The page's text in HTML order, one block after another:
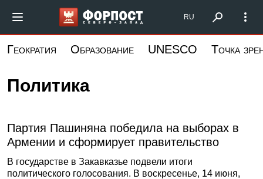
основному
Форпост Северо-Запад
RU
Геократия Образование UNESCO Точка
Политика
Партия Пашиняна победила на выборах в
Армении и сформирует правительство
В государстве в Закавказье подвели итоги
политического голосования. В воскресенье, 14 июня,